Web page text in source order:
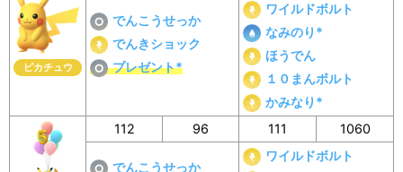
ピカチュウ
でんこうせっか
でんきショック
プレゼント*
ワイルドボルト
なみのり*
ほうでん
１０まんボルト
かみなり*
112 96 111 1060
でんこうせっか
ワイルドボルト